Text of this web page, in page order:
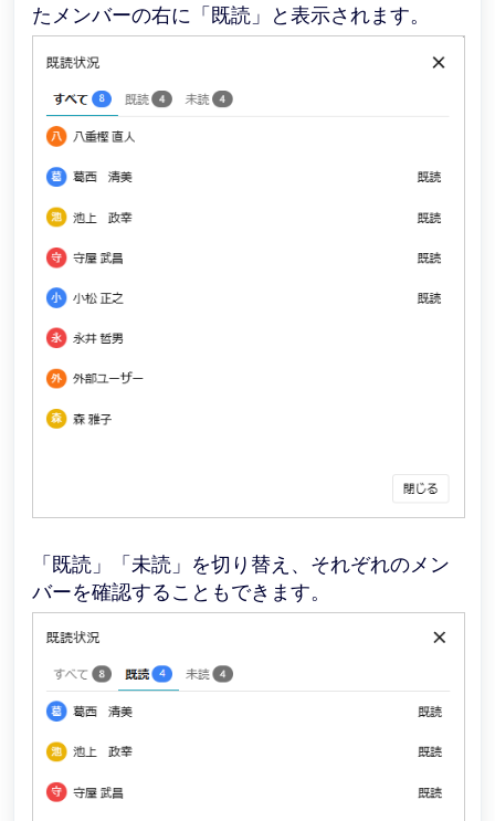
たメンバーの右に「既読」と表示されます。
「既読」「未読」を切り替え、それぞれのメン
バーを確認することもできます。